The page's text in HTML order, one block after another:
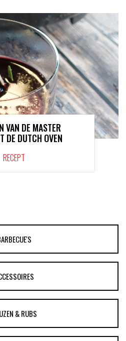
VAN DE MASTER
DE DUTCH OVEN
RECEPT
& RUBS